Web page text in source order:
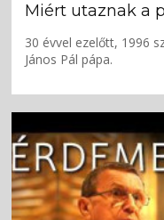
Miért utaznak a
30 évvel ezelőtt, 1996
János Pál pápa.